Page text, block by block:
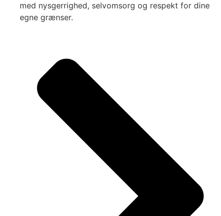
med nysgerrighed, selvomsorg og respekt for dine
egne grænser.